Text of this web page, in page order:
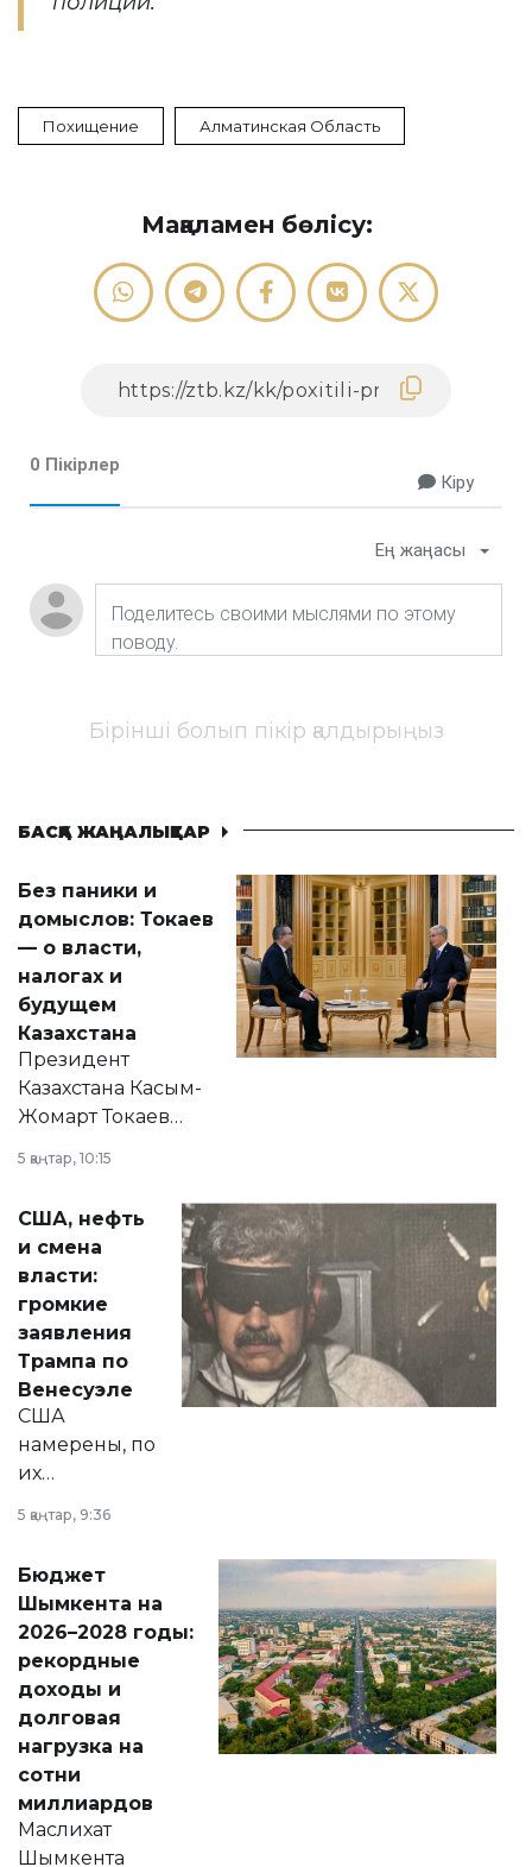
Похищение Алматинская Область
Мақаламен бөлісу:
0 Пікірлер
Кіру
Ең жаңасы
Бірінші болып пікір қалдырыңыз
БАСҚА ЖАҢАЛЫҚТАР
Без паники и
домыслов: Токаев
— о власти,
налогах и
будущем
Казахстана
Президент
Казахстана Касым-
Жомарт Токаев
сразу несколько
актуальных тем —
от слухов о
политических
реформах до
вопросов армии,
экономики и
личного здоровья.
5 қаңтар, 10:15
США, нефть
и смена
власти:
громкие
заявления
Трампа по
Венесуэле
США
намерены, по
их
принести
народу
Венесуэлы.
5 қаңтар, 9:36
Бюджет
Шымкента на
2026–2028 годы:
рекордные
доходы и
долговая
нагрузка на
сотни
миллиардов
Маслихат
Шымкента